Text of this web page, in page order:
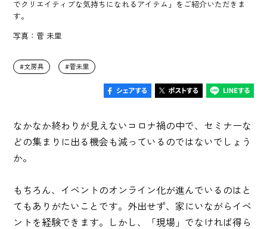
でクリエイティブな気持ちになれるアイテム」をご紹介いただきま
す。
写真：菅 未里
文房具 菅未里
なかなか終わりが見えないコロナ禍の中で、セミナーな
どの集まりに出る機会も減っているのではないでしょう
か。
もちろん、イベントのオンライン化が進んでいるのはと
てもありがたいことです。外出せず、家にいながらイベ
ントを経験できます。しかし、「現場」でなければ得ら